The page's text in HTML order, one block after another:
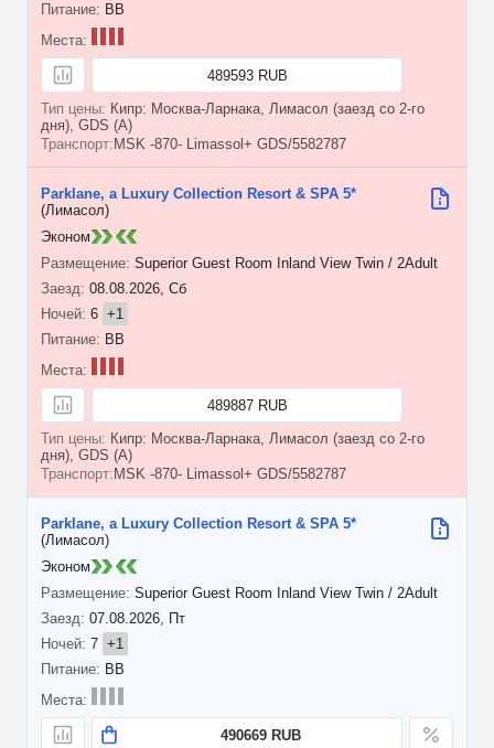
BB
489593 RUB
Кипр: Москва-Ларнака, Лимасол (заезд со 2-го
дня), GDS (A)
MSK -870- Limassol+ GDS/5582787
08.08.2026, Сб
6 +1
Parklane, a Luxury Collection Resort & SPA 5*
(Лимасол)
Superior Guest Room Inland View Twin / 2Adult
BB
489887 RUB
Кипр: Москва-Ларнака, Лимасол (заезд со 2-го
дня), GDS (A)
MSK -870- Limassol+ GDS/5582787
Эконом
07.08.2026, Пт
7 +1
Parklane, a Luxury Collection Resort & SPA 5*
(Лимасол)
Superior Guest Room Inland View Twin / 2Adult
BB
490669 RUB
Эконом